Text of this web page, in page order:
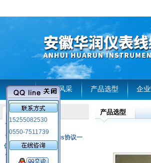
首页 企业风采 产品选型 企
15255082530
0550-7511739
产品列表
RS485通讯modbus协议一
体化现场智能仪表
热电偶
产品选型